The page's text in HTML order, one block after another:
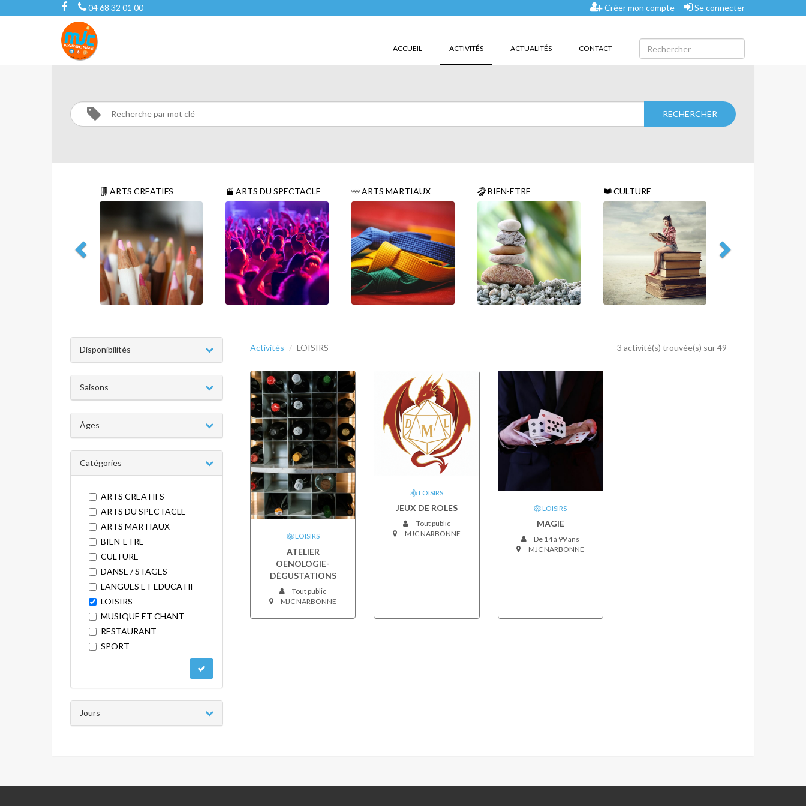
04 68 32 01 00 Créer mon compte Se connecter
ACCUEIL ACTIVITÉS(CURRENT)ACTUALITÉS CONTACT
LOISIRS
Activités
ARTS CREATIFS ARTS DU SPECTACLE ARTS MARTIAUX BIEN-ETRE CULTURE
Disponibilités
Saisons
Âges
Catégories
ARTS CREATIFS
ARTS DU SPECTACLE
ARTS MARTIAUX
BIEN-ETRE
CULTURE
DANSE / STAGES
LANGUES ET EDUCATIF
LOISIRS
MUSIQUE ET CHANT
RESTAURANT
SPORT
Jours
Activités LOISIRS 3 activité(s) trouvée(s) sur 49
LOISIRS
ATELIER
OENOLOGIE-
DÉGUSTATIONS
Tout public
MJC NARBONNE
LOISIRS
JEUX DE ROLES
Tout public
MJC NARBONNE
LOISIRS
MAGIE
De 14 à 99 ans
MJC NARBONNE